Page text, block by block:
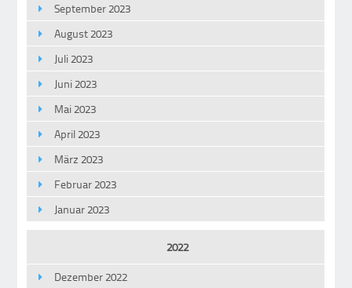
September 2023
August 2023
Juli 2023
Juni 2023
Mai 2023
April 2023
März 2023
Februar 2023
Januar 2023
2022
Dezember 2022